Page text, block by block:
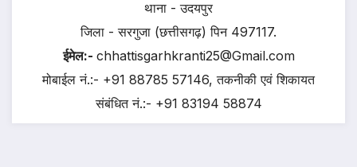
थाना - उदयपुर
जिला - सरगुजा (छत्तीसगढ़) पिन 497117.
ईमेल:- chhattisgarhkranti25@Gmail.com
मोबाईल नं.:- +91 88785 57146, तकनीकी एवं शिकायत
संबंधित नं.:- +91 83194 58874